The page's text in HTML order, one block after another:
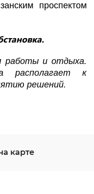
проспектом
работы и отдыха.
располагает к
решений.
карте